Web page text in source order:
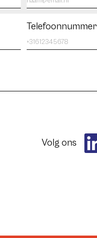
Telefoonnummer
Volg ons